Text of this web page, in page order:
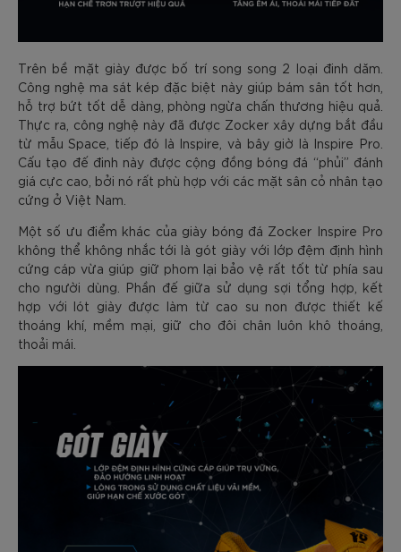
Trên bề mặt giày được bố trí song song 2 loại đinh dăm.
Công nghệ ma sát kép đặc biệt này giúp bám sân tốt hơn,
hỗ trợ bứt tốt dễ dàng, phòng ngừa chấn thương hiệu quả.
Thực ra, công nghệ này đã được Zocker xây dựng bắt đầu
từ mẫu Space, tiếp đó là Inspire, và bây giờ là Inspire Pro.
Cấu tạo đế đinh này được cộng đồng bóng đá “phủi” đánh
giá cực cao, bởi nó rất phù hợp với các mặt sân cỏ nhân tạo
cứng ở Việt Nam.
Một số ưu điểm khác của giày bóng đá Zocker Inspire Pro
không thể không nhắc tới là gót giày với lớp đệm định hình
cứng cáp vừa giúp giữ phom lại bảo vệ rất tốt từ phía sau
cho người dùng. Phần đế giữa sử dụng sợi tổng hợp, kết
hợp với lót giày được làm từ cao su non được thiết kế
thoáng khí, mềm mại, giữ cho đôi chân luôn khô thoáng,
thoải mái.